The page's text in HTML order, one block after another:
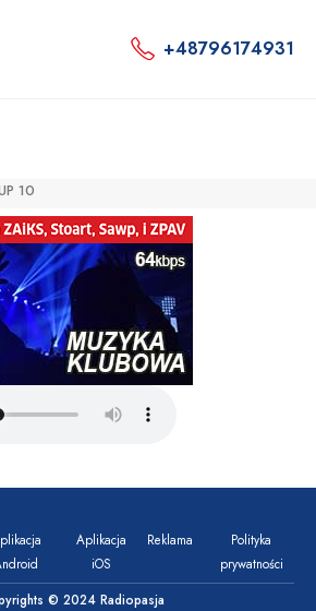
+48796174931
10
Aplikacja
iOS
Reklama
Polityka
prywatności
© 2024 Radiopasja